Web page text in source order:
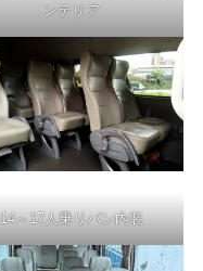
ンテリア
14～17人乗りバン内装